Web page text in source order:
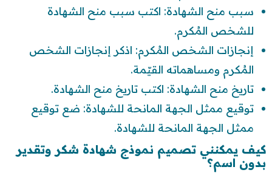
سبب منح الشهادة: اكتب سبب منح الشهادة
للشخص المُكرم.
إنجازات الشخص المُكرم: اذكر إنجازات الشخص
المُكرم ومساهماته القيّمة.
تاريخ منح الشهادة: اكتب تاريخ منح الشهادة.
توقيع ممثل الجهة المانحة للشهادة: ضع توقيع
ممثل الجهة المانحة للشهادة.
كيف يمكنني تصميم نموذج شهادة شكر وتقدير
بدون اسم؟